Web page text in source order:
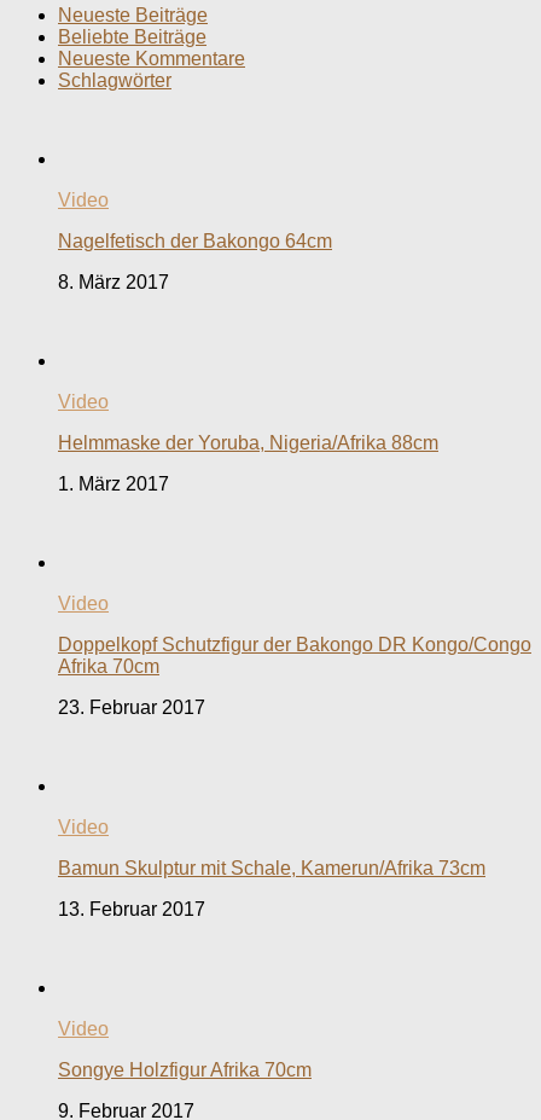
Neueste Beiträge
Beliebte Beiträge
Neueste Kommentare
Schlagwörter
Video
Nagelfetisch der Bakongo 64cm
8. März 2017
Video
Helmmaske der Yoruba, Nigeria/Afrika 88cm
1. März 2017
Video
Doppelkopf Schutzfigur der Bakongo DR Kongo/Congo
Afrika 70cm
23. Februar 2017
Video
Bamun Skulptur mit Schale, Kamerun/Afrika 73cm
13. Februar 2017
Video
Songye Holzfigur Afrika 70cm
9. Februar 2017